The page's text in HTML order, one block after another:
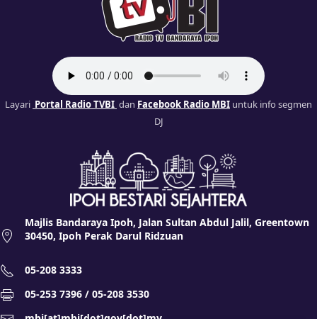
Layari Portal Radio TVBI dan Facebook Radio MBI untuk info segmen
DJ
Majlis Bandaraya Ipoh, Jalan Sultan Abdul Jalil, Greentown
30450, Ipoh Perak Darul Ridzuan
05-208 3333
05-253 7396 / 05-208 3530